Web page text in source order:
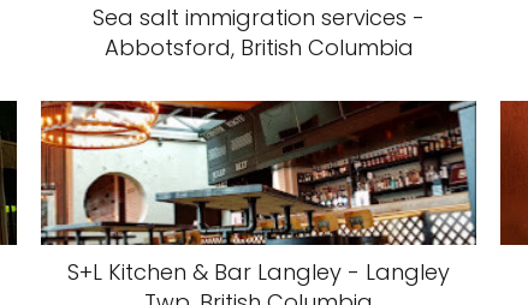
Sea salt immigration services -
Abbotsford, British Columbia
S+L Kitchen & Bar Langley - Langley